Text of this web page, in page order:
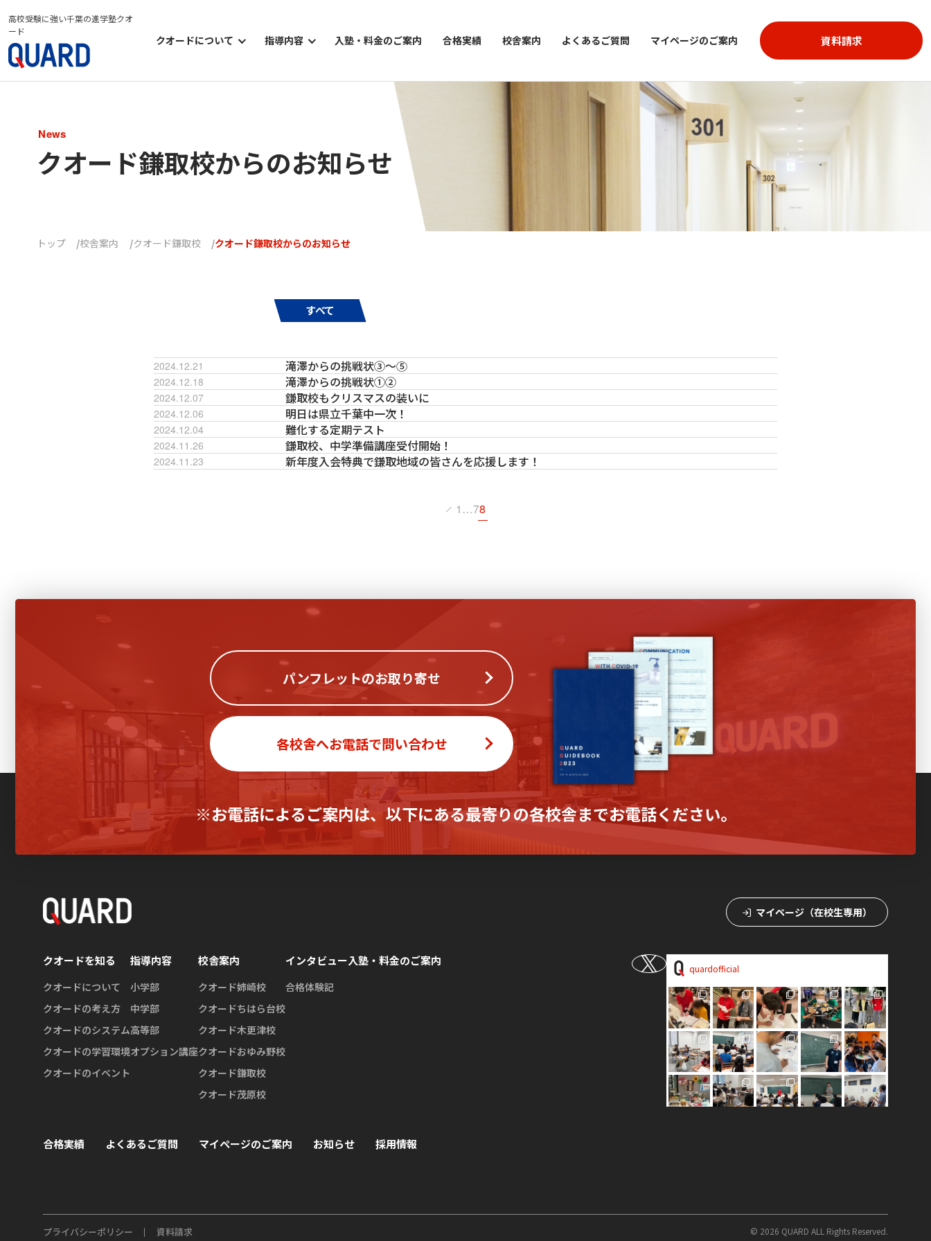
高校受験に強い千葉の進学塾クオ
ード
クオードについて
クオードについて
クオードの学習環境
指導内容
小学部
オプション講座
入塾・料金のご案内 合格実績 校舎案内 よくあるご質問 マイページのご案内 資料請求
News
クオード鎌取校からのお知らせ
トップ 校舎案内 クオード鎌取校 クオード鎌取校からのお知らせ
すべて
2024.12.21 滝澤からの挑戦状③～⑤
2024.12.18 滝澤からの挑戦状①②
2024.12.07 鎌取校もクリスマスの装いに
2024.12.06 明日は県立千葉中一次！
2024.12.04 難化する定期テスト
2024.11.26 鎌取校、中学準備講座受付開始！
2024.11.23 新年度入会特典で鎌取地域の皆さんを応援します！
1 …78
パンフレットのお取り寄せ
各校舎へお電話で問い合わせ
※お電話によるご案内は、以下にある最寄りの各校舎までお電話ください。
クオードを知る
クオードについて
クオードの考え方
クオードのシステム
クオードの学習環境
クオードのイベント
指導内容
小学部
中学部
高等部
オプション講座
校舎案内
クオード姉崎校
クオードちはら台校
クオード木更津校
クオードおゆみ野校
クオード鎌取校
クオード茂原校
インタビュー
合格体験記
入塾・料金のご案内
合格実績 よくあるご質問 マイページのご案内 お知らせ 採用情報
マイページ（在校生専用）
quardofficial
プライバシーポリシー 資料請求 © 2026 QUARD ALL Rights Reserved.